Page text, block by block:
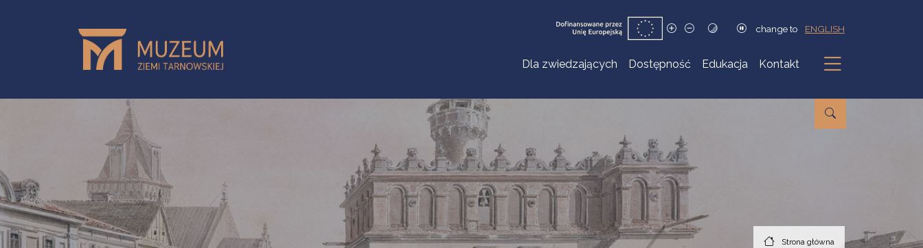
change to ENGLISH
Dla zwiedzających Dostępność Edukacja Kontakt
Podmenu
Strona główna